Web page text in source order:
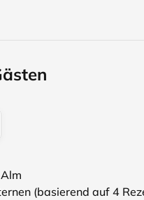
(basierend auf 4